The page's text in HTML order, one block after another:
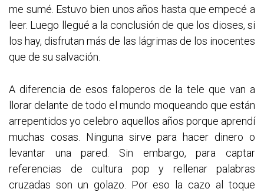
me sumé. Estuvo bien unos años hasta que empecé a
leer. Luego llegué a la conclusión de que los dioses, si
los hay, disfrutan más de las lágrimas de los inocentes
que de su salvación.
A diferencia de esos faloperos de la tele que van a
llorar delante de todo el mundo moqueando que están
arrepentidos yo celebro aquellos años porque aprendí
muchas cosas. Ninguna sirve para hacer dinero o
levantar una pared. Sin embargo, para captar
referencias de cultura pop y rellenar palabras
cruzadas son un golazo. Por eso la cazo al toque